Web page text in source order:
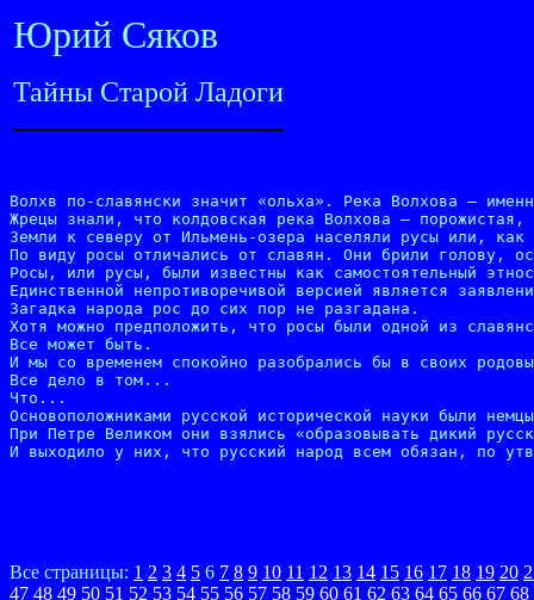
Юрий Сяков
Тайны Старой Ладоги
Волхв по-славянски значит «ольха». Река Волхова —
Жрецы знали, что колдовская река Волхова —
Земли к северу от Ильмень-озера населяли русы или,
По виду росы отличались от славян. Они брили голову,
Росы, или русы, были известны как самостоятельный
Единственной непротиворечивой версией является
Загадка народа рос до сих пор не разгадана.
Хотя можно предположить, что росы были одной из
Все может быть.
И мы со временем спокойно разобрались бы в своих
Все дело в том...
Что...
Основоположниками русской исторической науки были
При Петре Великом они взялись «образовывать дикий
И выходило у них, что русский народ всем обязан, по
Все страницы: 1 2 3 4 5 6 7 8 9 10 11 12 13 14 15 16 17 18 19 20
47 48 49 50 51 52 53 54 55 56 57 58 59 60 61 62 63 64 65 66 67 68